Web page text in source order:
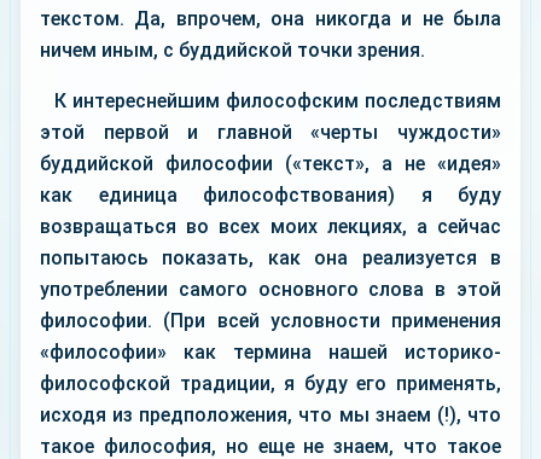
текстом. Да, впрочем, она никогда и не была
ничем иным, с буддийской точки зрения.
К интереснейшим философским последствиям
этой первой и главной «черты чуждости»
буддийской философии («текст», а не «идея»
как единица философствования) я буду
возвращаться во всех моих лекциях, а сейчас
попытаюсь показать, как она реализуется в
употреблении самого основного слова в этой
философии. (При всей условности применения
«философии» как термина нашей историко-
философской традиции, я буду его применять,
исходя из предположения, что мы знаем (!), что
такое философия, но еще не знаем, что такое